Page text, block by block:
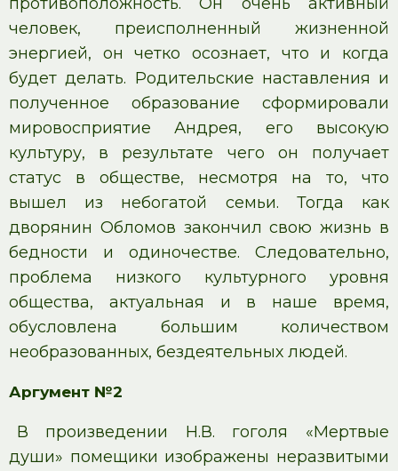
человек, преисполненный жизненной
энергией, он четко осознает, что и когда
будет делать. Родительские наставления и
полученное образование сформировали
мировосприятие Андрея, его высокую
культуру, в результате чего он получает
статус в обществе, несмотря на то, что
вышел из небогатой семьи. Тогда как
дворянин Обломов закончил свою жизнь в
бедности и одиночестве. Следовательно,
проблема низкого культурного уровня
общества, актуальная и в наше время,
обусловлена большим количеством
необразованных, бездеятельных людей.
Аргумент №2
В произведении Н.В. гоголя «Мертвые
души» помещики изображены неразвитыми